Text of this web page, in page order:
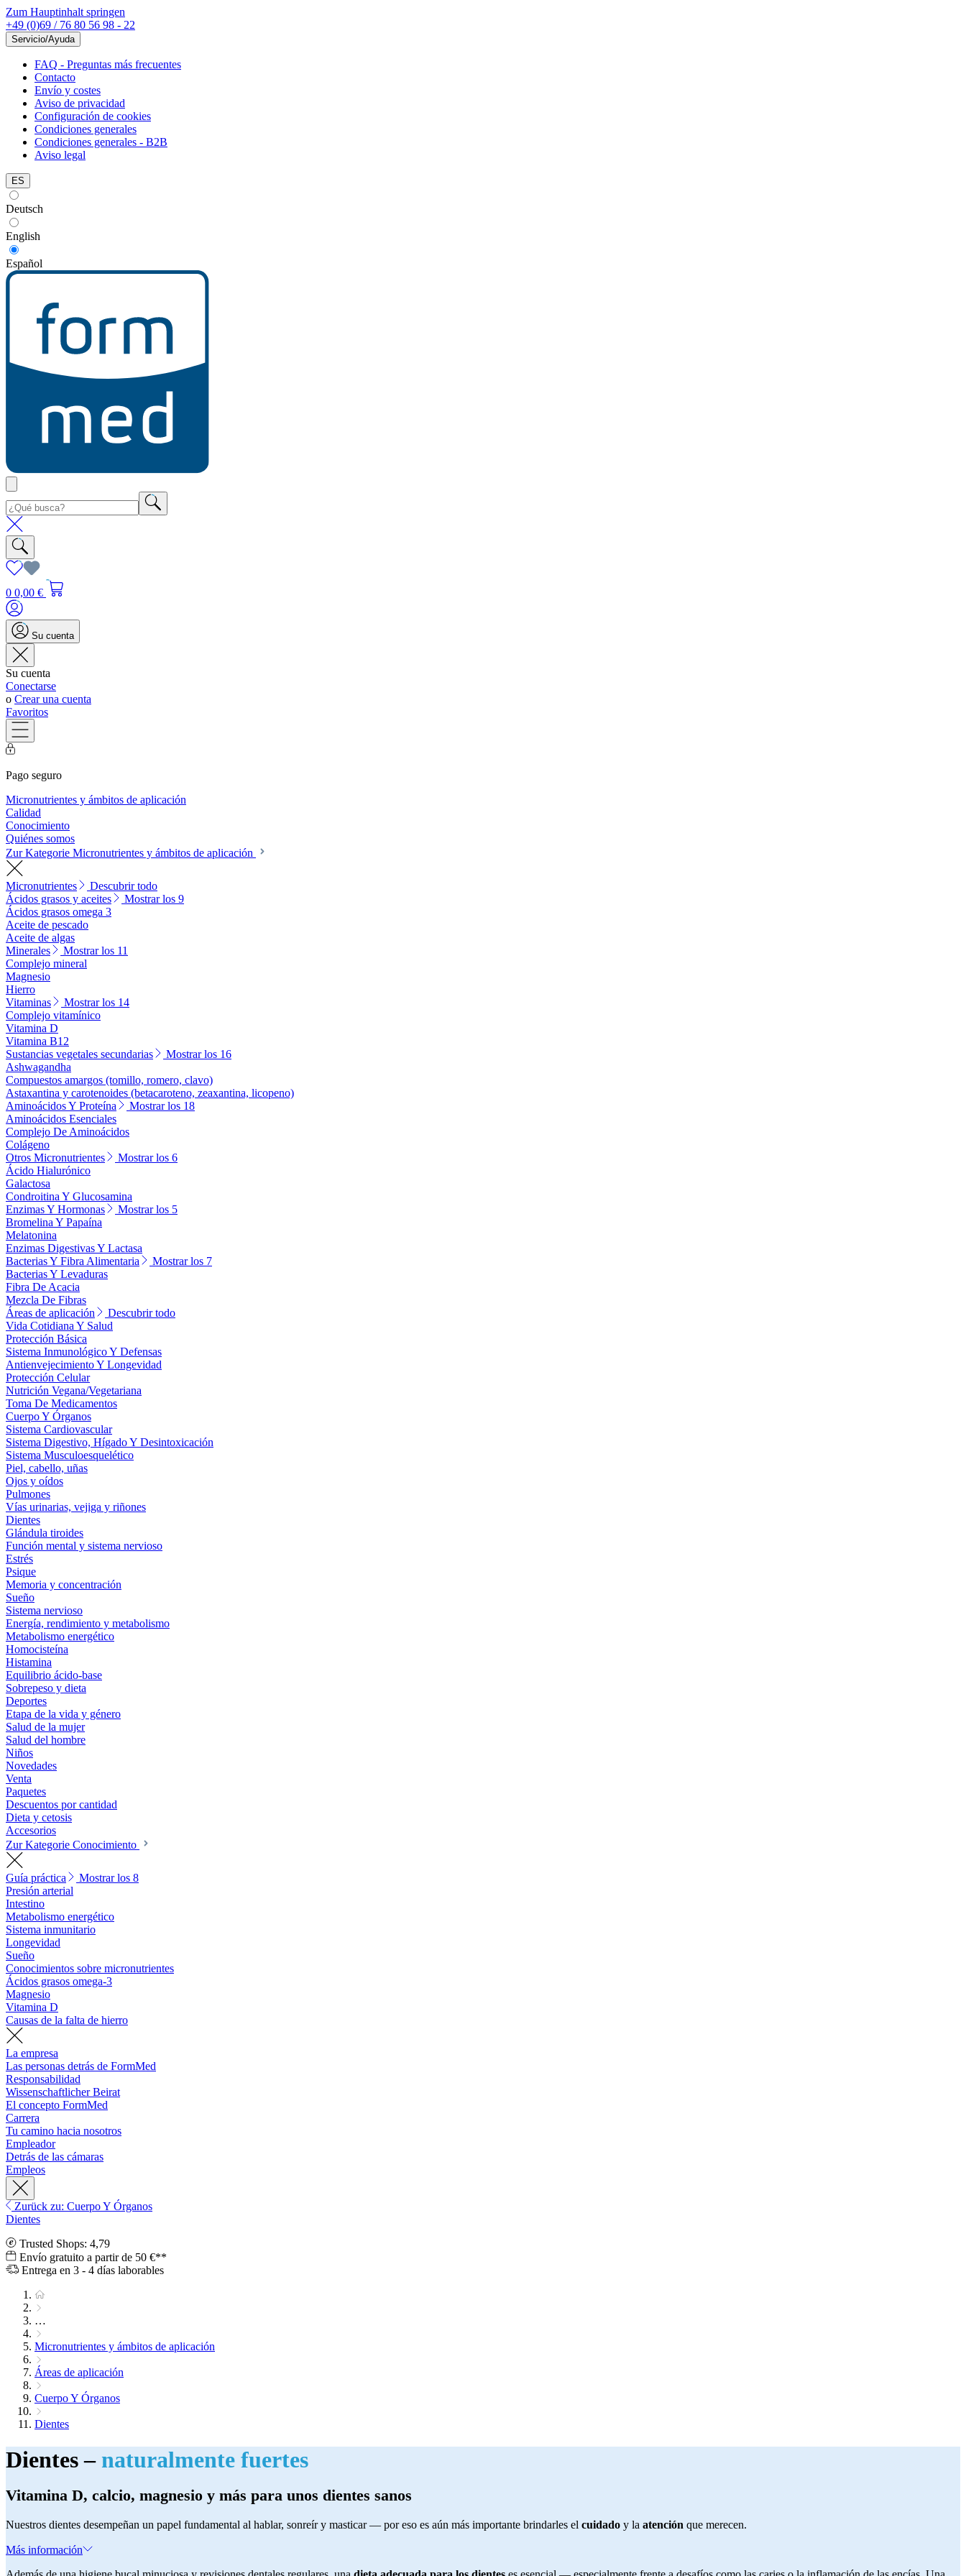
Zum Hauptinhalt springen
+49 (0)69 / 76 80 56 98 - 22
Servicio/Ayuda
FAQ - Preguntas más frecuentes
Contacto
Envío y costes
Aviso de privacidad
Configuración de cookies
Condiciones generales
Condiciones generales - B2B
Aviso legal
ES
Deutsch
English
Español
0 0,00 €
Su cuenta
Su cuenta
Conectarse
o Crear una cuenta
Favoritos
Pago seguro
Micronutrientes y ámbitos de aplicación
Calidad
Conocimiento
Quiénes somos
Zur Kategorie Micronutrientes y ámbitos de aplicación
Micronutrientes
Descubrir todo
Ácidos grasos y aceites
Mostrar los 9
Ácidos grasos omega 3
Aceite de pescado
Aceite de algas
Minerales
Mostrar los 11
Complejo mineral
Magnesio
Hierro
Vitaminas
Mostrar los 14
Complejo vitamínico
Vitamina D
Vitamina B12
Sustancias vegetales secundarias
Mostrar los 16
Ashwagandha
Compuestos amargos (tomillo, romero, clavo)
Astaxantina y carotenoides (betacaroteno, zeaxantina, licopeno)
Aminoácidos Y Proteína
Mostrar los 18
Aminoácidos Esenciales
Complejo De Aminoácidos
Colágeno
Otros Micronutrientes
Mostrar los 6
Ácido Hialurónico
Galactosa
Condroitina Y Glucosamina
Enzimas Y Hormonas
Mostrar los 5
Bromelina Y Papaína
Melatonina
Enzimas Digestivas Y Lactasa
Bacterias Y Fibra Alimentaria
Mostrar los 7
Bacterias Y Levaduras
Fibra De Acacia
Mezcla De Fibras
Áreas de aplicación
Descubrir todo
Vida Cotidiana Y Salud
Protección Básica
Sistema Inmunológico Y Defensas
Antienvejecimiento Y Longevidad
Protección Celular
Nutrición Vegana/Vegetariana
Toma De Medicamentos
Cuerpo Y Órganos
Sistema Cardiovascular
Sistema Digestivo, Hígado Y Desintoxicación
Sistema Musculoesquelético
Piel, cabello, uñas
Ojos y oídos
Pulmones
Vías urinarias, vejiga y riñones
Dientes
Glándula tiroides
Función mental y sistema nervioso
Estrés
Psique
Memoria y concentración
Sueño
Sistema nervioso
Energía, rendimiento y metabolismo
Metabolismo energético
Homocisteína
Histamina
Equilibrio ácido-base
Sobrepeso y dieta
Deportes
Etapa de la vida y género
Salud de la mujer
Salud del hombre
Niños
Novedades
Venta
Paquetes
Descuentos por cantidad
Dieta y cetosis
Accesorios
Zur Kategorie Conocimiento
Guía práctica
Mostrar los 8
Presión arterial
Intestino
Metabolismo energético
Sistema inmunitario
Longevidad
Sueño
Conocimientos sobre micronutrientes
Ácidos grasos omega-3
Magnesio
Vitamina D
Causas de la falta de hierro
La empresa
Las personas detrás de FormMed
Responsabilidad
Wissenschaftlicher Beirat
El concepto FormMed
Carrera
Tu camino hacia nosotros
Empleador
Detrás de las cámaras
Empleos
Zurück zu: Cuerpo Y Órganos
Dientes
Trusted Shops: 4,79
Envío gratuito a partir de 50 €**
Entrega en 3 - 4 días laborables
…
Micronutrientes y ámbitos de aplicación
Áreas de aplicación
Cuerpo Y Órganos
Dientes
Dientes –naturalmente fuertes
Vitamina D, calcio, magnesio y más para unos dientes sanos
Nuestros dientes desempeñan un papel fundamental al hablar, sonreír y masticar — por eso es aún más importante brindarles el cuidado y la atención que merecen.
Más información